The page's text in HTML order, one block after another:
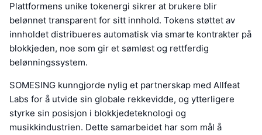
Plattformens unike tokenergi sikrer at brukere blir
belønnet transparent for sitt innhold. Tokens støttet av
innholdet distribueres automatisk via smarte kontrakter på
blokkjeden, noe som gir et sømløst og rettferdig
belønningssystem.
SOMESING kunngjorde nylig et partnerskap med Allfeat
Labs for å utvide sin globale rekkevidde, og ytterligere
styrke sin posisjon i blokkjedeteknologi og
musikkindustrien. Dette samarbeidet har som mål å